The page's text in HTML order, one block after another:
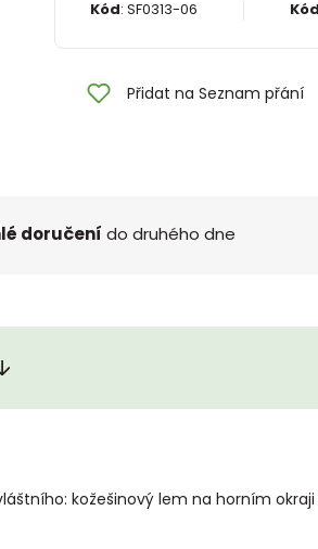
Kód: SF0313-06
Přidat na Seznam přání
doručení do druhého dne
kožešinový lem na horním